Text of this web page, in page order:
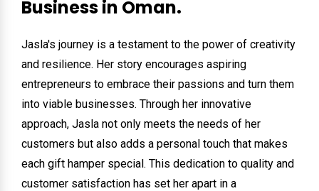
Business in Oman.
Jasla's journey is a testament to the power of creativity
and resilience. Her story encourages aspiring
entrepreneurs to embrace their passions and turn them
into viable businesses. Through her innovative
approach, Jasla not only meets the needs of her
customers but also adds a personal touch that makes
each gift hamper special. This dedication to quality and
customer satisfaction has set her apart in a